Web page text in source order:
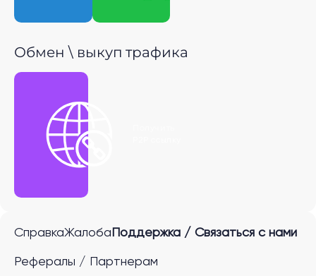
Обмен \ выкуп трафика
СправкаЖалоба Поддержка / Связаться с нами
Рефералы / Партнерам